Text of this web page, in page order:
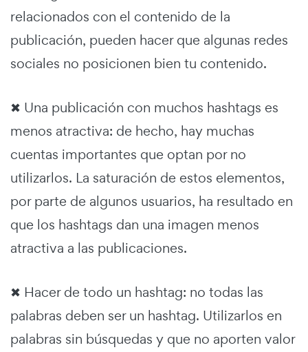
relacionados con el contenido de la
publicación, pueden hacer que algunas redes
sociales no posicionen bien tu contenido.
✖ Una publicación con muchos hashtags es
menos atractiva: de hecho, hay muchas
cuentas importantes que optan por no
utilizarlos. La saturación de estos elementos,
por parte de algunos usuarios, ha resultado en
que los hashtags dan una imagen menos
atractiva a las publicaciones.
✖ Hacer de todo un hashtag: no todas las
palabras deben ser un hashtag. Utilizarlos en
palabras sin búsquedas y que no aporten valor